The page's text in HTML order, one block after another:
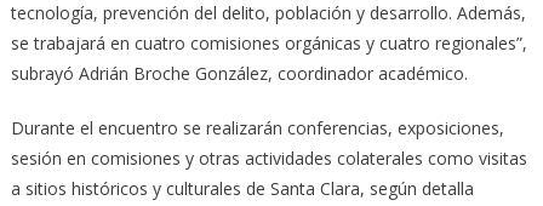
tecnología, prevención del delito, población y desarrollo. Además,
se trabajará en cuatro comisiones orgánicas y cuatro regionales”,
subrayó Adrián Broche González, coordinador académico.
Durante el encuentro se realizarán conferencias, exposiciones,
sesión en comisiones y otras actividades colaterales como visitas
a sitios históricos y culturales de Santa Clara, según detalla